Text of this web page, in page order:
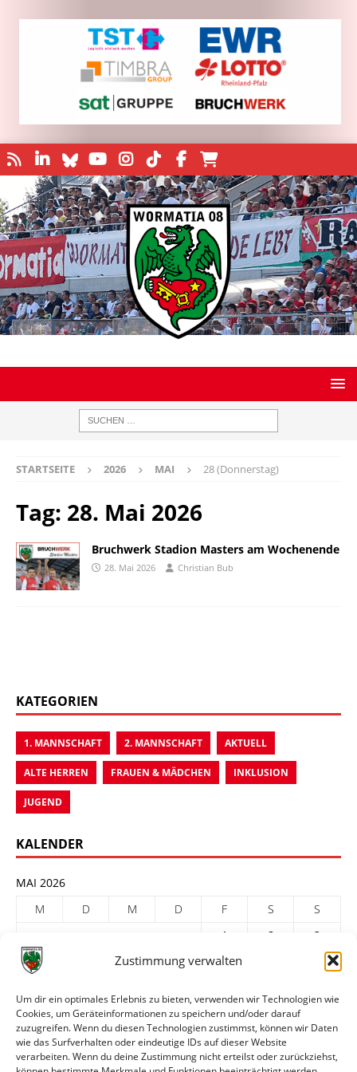
Zustimmung verwalten
Um dir ein optimales Erlebnis zu bieten, verwenden wir Technologien wie
Cookies, um Geräteinformationen zu speichern und/oder darauf
zuzugreifen. Wenn du diesen Technologien zustimmst, können wir Daten
wie das Surfverhalten oder eindeutige IDs auf dieser Website
verarbeiten. Wenn du deine Zustimmung nicht erteilst oder zurückziehst,
STARTSEITE 2026 MAI 28 (Donnerstag)
Tag: 28. Mai 2026
Bruchwerk Stadion Masters am Wochenende
28. Mai 2026 Christian Bub
KATEGORIEN
1. MANNSCHAFT 2. MANNSCHAFT AKTUELL
ALTE HERREN FRAUEN & MÄDCHEN INKLUSION
JUGEND
KALENDER
MAI 2026
M
D M D F S
S
1
2
3
4
6 7 8
18
19 20 21 22 23
25
26 27 28 29 30
« Apr.
Juni »